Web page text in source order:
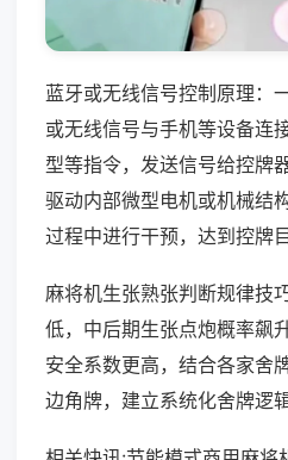
蓝牙或无线信号控制原理：
或无线信号与手机等设备连
型等指令，发送信号给控牌
驱动内部微型电机或机械结
过程中进行干预，达到控牌目
麻将机生张熟张判断规律技
低，中后期生张点炮概率飙
安全系数更高，结合各家舍
边角牌，建立系统化舍牌逻